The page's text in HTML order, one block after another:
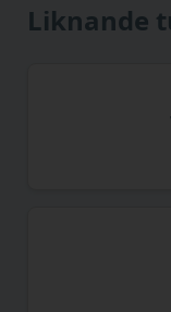
Liknande